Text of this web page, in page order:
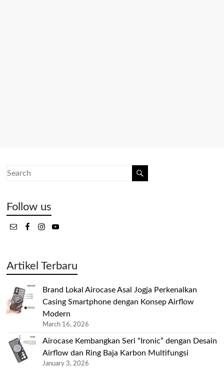
Follow us
Artikel Terbaru
Brand Lokal Airocase Asal Jogja Perkenalkan
Casing Smartphone dengan Konsep Airflow
Modern
March 16, 2026
Airocase Kembangkan Seri “Ironic” dengan Desain
Airflow dan Ring Baja Karbon Multifungsi
January 3, 2026